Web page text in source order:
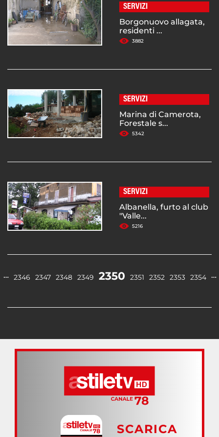
SERVIZI
Borgonuovo allagata,
residenti ...
3882
SERVIZI
Marina di Camerota,
Forestale s...
5342
SERVIZI
Albanella, furto al club
"Valle...
5216
… 2346 2347 2348 2349 2350 2351 2352 2353 2354 …
SCARICA